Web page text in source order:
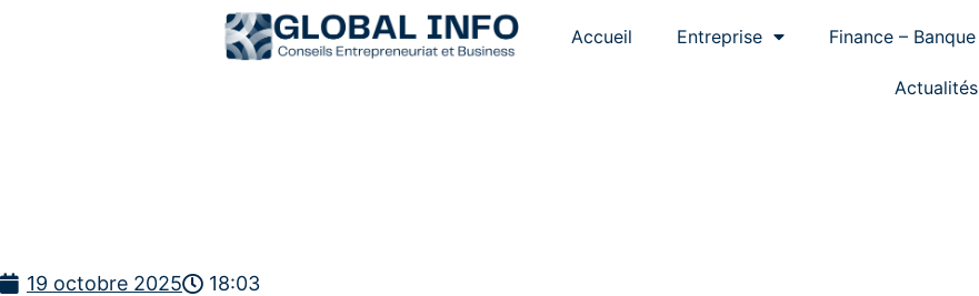
Accueil Entreprise Finance – Banque
Actualités
19 octobre 2025 18:03